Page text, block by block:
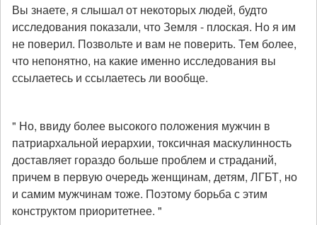
Вы знаете, я слышал от некоторых людей, будто
исследования показали, что Земля - плоская. Но я им
не поверил. Позвольте и вам не поверить. Тем более,
что непонятно, на какие именно исследования вы
ссылаетесь и ссылаетесь ли вообще.
" Но, ввиду более высокого положения мужчин в
патриархальной иерархии, токсичная маскулинность
доставляет гораздо больше проблем и страданий,
причем в первую очередь женщинам, детям, ЛГБТ, но
и самим мужчинам тоже. Поэтому борьба с этим
конструктом приоритетнее. "